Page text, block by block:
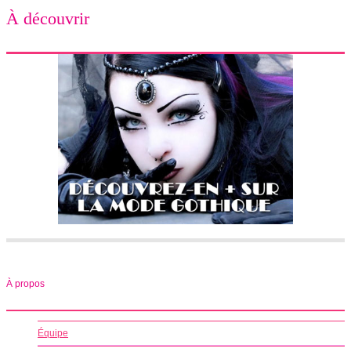
À découvrir
À propos
Équipe